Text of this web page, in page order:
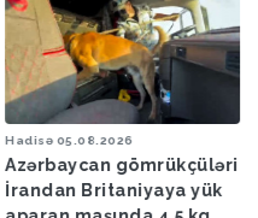
Hadisə 05.08.2026
Azərbaycan gömrükçüləri
İrandan Britaniyaya yük